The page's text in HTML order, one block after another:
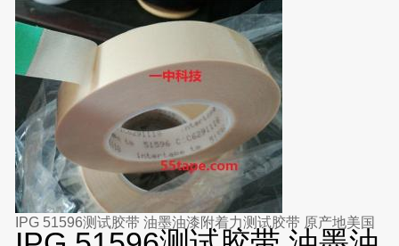
IPG 51596测试胶带 油墨油漆附着力测试胶带 原产地美国